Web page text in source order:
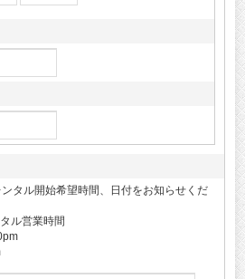
タル開始希望時間、日付をお知らせくだ
ル営業時間